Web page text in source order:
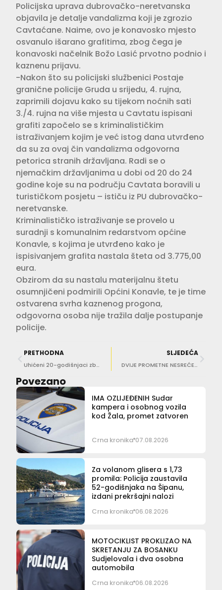
Policijska uprava dubrovačko-neretvanska
objavila je detalje vandalizma koji je zgrozio
Cavtaćane. Naime, ovo je konavosko mjesto
osvanulo išarano grafitima, zbog čega je
konavoski načelnik Božo Lasić prvotno podnio i
kaznenu prijavu.
-Nakon što su policijski službenici Postaje
granične policije Gruda u srijedu, 4. rujna,
zaprimili dojavu kako su tijekom noćnih sati
3./4. rujna na više mjesta u Cavtatu ispisani
grafiti započelo se s kriminalističkim
istraživanjem kojim je već istog dana utvrđeno
da su za ovaj čin vandalizma odgovorna
petorica stranih državljana. Radi se o
njemačkim državljanima u dobi od 20 do 24
godine koje su na području Cavtata boravili u
turističkom posjetu – ističu iz PU dubrovačko-
neretvanske.
Kriminalističko istraživanje se provelo u
suradnji s komunalnim redarstvom općine
Konavle, s kojima je utvrđeno kako je
ispisivanjem grafita nastala šteta od 3.775,00
eura.
Obzirom da su nastalu materijalnu štetu
osumnjičeni podmirili Općini Konavle, te je time
ostvarena svrha kaznenog progona,
odgovorna osoba nije tražila dalje postupanje
policije.
PRETHODNA
Uhićeni 20-godišnjaci zbog razbojništva i silovanja
SLJEDEĆA
DVIJE PROMETNE NESREĆE U ulici Pera Bakića i kraj hotela Ivke
Povezano
IMA OZLIJEĐENIH Sudar
kampera i osobnog vozila
kod Žala, promet zatvoren
Crna kronika 07.08.2026
Za volanom glisera s 1,73
promila: Policija zaustavila
52-godišnjaka na Šipanu,
izdani prekršajni nalozi
Crna kronika 06.08.2026
MOTOCIKLIST PROKLIZAO NA
SKRETANJU ZA BOSANKU
Sudjelovala i dva osobna
automobila
Crna kronika 06.08.2026